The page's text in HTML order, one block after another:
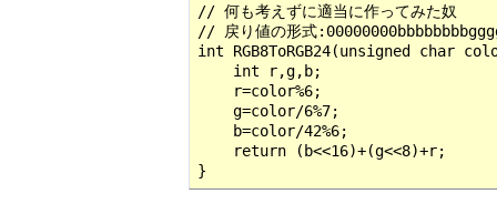
// 何も考えずに適当に作ってみた奴
// 戻り値の形式
int RGB8ToRGB24(unsigned char
    int r,g,b;
    r=color%6;
    g=color/6%7;
    b=color/42%6;
    return (b<<16)+(g<<8)+r;
}